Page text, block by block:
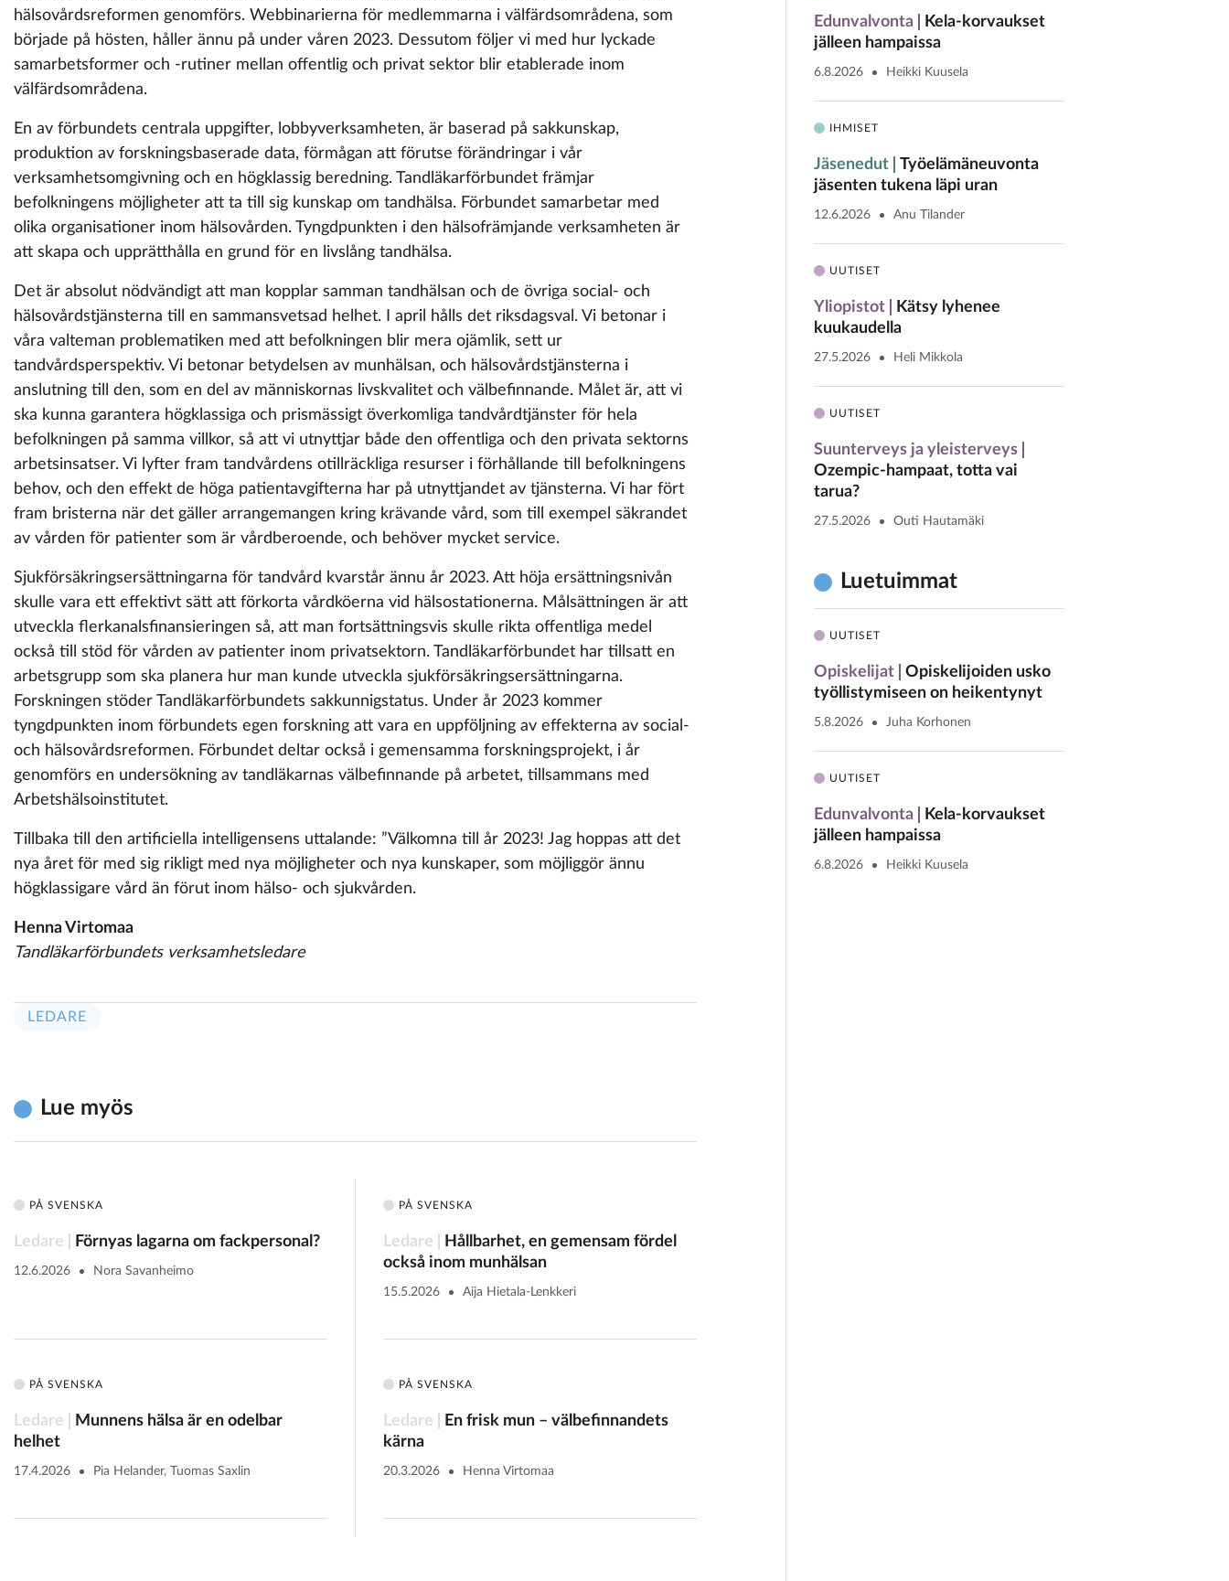
hälsovårdsreformen genomförs. Webbinarierna för medlemmarna i välfärdsområdena, som
började på hösten, håller ännu på under våren 2023. Dessutom följer vi med hur lyckade
samarbetsformer och -rutiner mellan offentlig och privat sektor blir etablerade inom
välfärdsområdena.
En av förbundets centrala uppgifter, lobbyverksamheten, är baserad på sakkunskap,
produktion av forskningsbaserade data, förmågan att förutse förändringar i vår
verksamhetsomgivning och en högklassig beredning. Tandläkarförbundet främjar
befolkningens möjligheter att ta till sig kunskap om tandhälsa. Förbundet samarbetar med
olika organisationer inom hälsovården. Tyngdpunkten i den hälsofrämjande verksamheten är
att skapa och upprätthålla en grund för en livslång tandhälsa.
Det är absolut nödvändigt att man kopplar samman tandhälsan och de övriga social- och
hälsovårdstjänsterna till en sammansvetsad helhet. I april hålls det riksdagsval. Vi betonar i
våra valteman problematiken med att befolkningen blir mera ojämlik, sett ur
tandvårdsperspektiv. Vi betonar betydelsen av munhälsan, och hälsovårdstjänsterna i
anslutning till den, som en del av människornas livskvalitet och välbefinnande. Målet är, att vi
ska kunna garantera högklassiga och prismässigt överkomliga tandvårdtjänster för hela
befolkningen på samma villkor, så att vi utnyttjar både den offentliga och den privata sektorns
arbetsinsatser. Vi lyfter fram tandvårdens otillräckliga resurser i förhållande till befolkningens
behov, och den effekt de höga patientavgifterna har på utnyttjandet av tjänsterna. Vi har fört
fram bristerna när det gäller arrangemangen kring krävande vård, som till exempel säkrandet
av vården för patienter som är vårdberoende, och behöver mycket service.
Sjukförsäkringsersättningarna för tandvård kvarstår ännu år 2023. Att höja ersättningsnivån
skulle vara ett effektivt sätt att förkorta vårdköerna vid hälsostationerna. Målsättningen är att
utveckla flerkanalsfinansieringen så, att man fortsättningsvis skulle rikta offentliga medel
också till stöd för vården av patienter inom privatsektorn. Tandläkarförbundet har tillsatt en
arbetsgrupp som ska planera hur man kunde utveckla sjukförsäkringsersättningarna.
Forskningen stöder Tandläkarförbundets sakkunnigstatus. Under år 2023 kommer
tyngdpunkten inom förbundets egen forskning att vara en uppföljning av effekterna av social-
och hälsovårdsreformen. Förbundet deltar också i gemensamma forskningsprojekt, i år
genomförs en undersökning av tandläkarnas välbefinnande på arbetet, tillsammans med
Arbetshälsoinstitutet.
Tillbaka till den artificiella intelligensens uttalande: ”Välkomna till år 2023! Jag hoppas att det
nya året för med sig rikligt med nya möjligheter och nya kunskaper, som möjliggör ännu
högklassigare vård än förut inom hälso- och sjukvården.
Henna Virtomaa
Tandläkarförbundets verksamhetsledare
LEDARE
Lue myös
PÅ SVENSKA
Ledare Förnyas lagarna om fackpersonal?
12.6.2026 Nora Savanheimo
PÅ SVENSKA
Ledare
Hållbarhet, en gemensam fördel
också inom munhälsan
15.5.2026 Aija Hietala-Lenkkeri
PÅ SVENSKA
Ledare
Munnens hälsa är en odelbar
helhet
17.4.2026 Pia Helander, Tuomas Saxlin
PÅ SVENSKA
Ledare
En frisk mun – välbefinnandets
kärna
20.3.2026 Henna Virtomaa
Edunvalvonta
Kela-korvaukset
jälleen hampaissa
6.8.2026 Heikki Kuusela
IHMISET
Jäsenedut
Työelämäneuvonta
jäsenten tukena läpi uran
12.6.2026 Anu Tilander
UUTISET
Yliopistot
Kätsy lyhenee
kuukaudella
27.5.2026 Heli Mikkola
UUTISET
Suunterveys ja yleisterveys
Ozempic-hampaat, totta vai
tarua?
27.5.2026 Outi Hautamäki
Luetuimmat
UUTISET
Opiskelijat
Opiskelijoiden usko
työllistymiseen on heikentynyt
5.8.2026 Juha Korhonen
UUTISET
Edunvalvonta
Kela-korvaukset
jälleen hampaissa
6.8.2026 Heikki Kuusela